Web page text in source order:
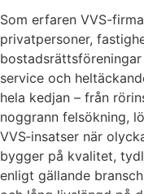
Som erfaren VVS-
privatpersoner,
service och
hela kedjan – från
noggrann felsökning,
VVS‑insatser när
bygger på kvalitet,
enligt gällande